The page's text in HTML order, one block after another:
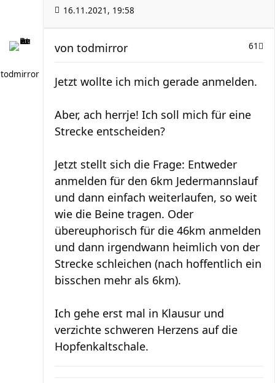
16.11.2021, 19:58
todmirror
61
von todmirror
Jetzt wollte ich mich gerade anmelden.
Aber, ach herrje! Ich soll mich für eine
Strecke entscheiden?
Jetzt stellt sich die Frage: Entweder
anmelden für den 6km Jedermannslauf
und dann einfach weiterlaufen, so weit
wie die Beine tragen. Oder
übereuphorisch für die 46km anmelden
und dann irgendwann heimlich von der
Strecke schleichen (nach hoffentlich ein
bisschen mehr als 6km).
Ich gehe erst mal in Klausur und
verzichte schweren Herzens auf die
Hopfenkaltschale.